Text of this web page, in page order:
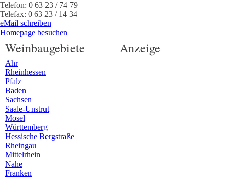
Telefon: 0 63 23 / 74 79
Telefax: 0 63 23 / 14 34
eMail schreiben
Homepage besuchen
Weinbaugebiete
Ahr
Rheinhessen
Pfalz
Baden
Sachsen
Saale-Unstrut
Mosel
Württemberg
Hessische Bergstraße
Rheingau
Mittelrhein
Nahe
Franken
Anzeige